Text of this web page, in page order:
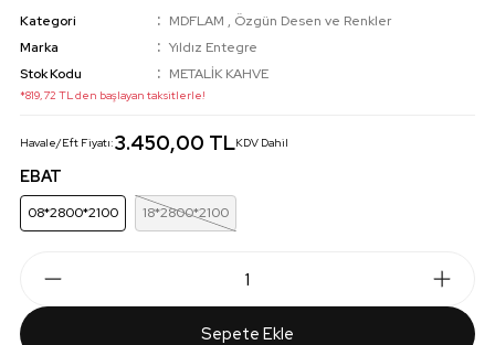
Kategori MDFLAM , Özgün Desen ve Renkler
Marka
Yıldız Entegre
Stok Kodu
METALİK KAHVE
*819,72 TL den başlayan taksitlerle!
Havale/Eft Fiyatı:3.450,00 TLKDV Dahil
EBAT
08*2800*2100 18*2800*2100
Sepete Ekle